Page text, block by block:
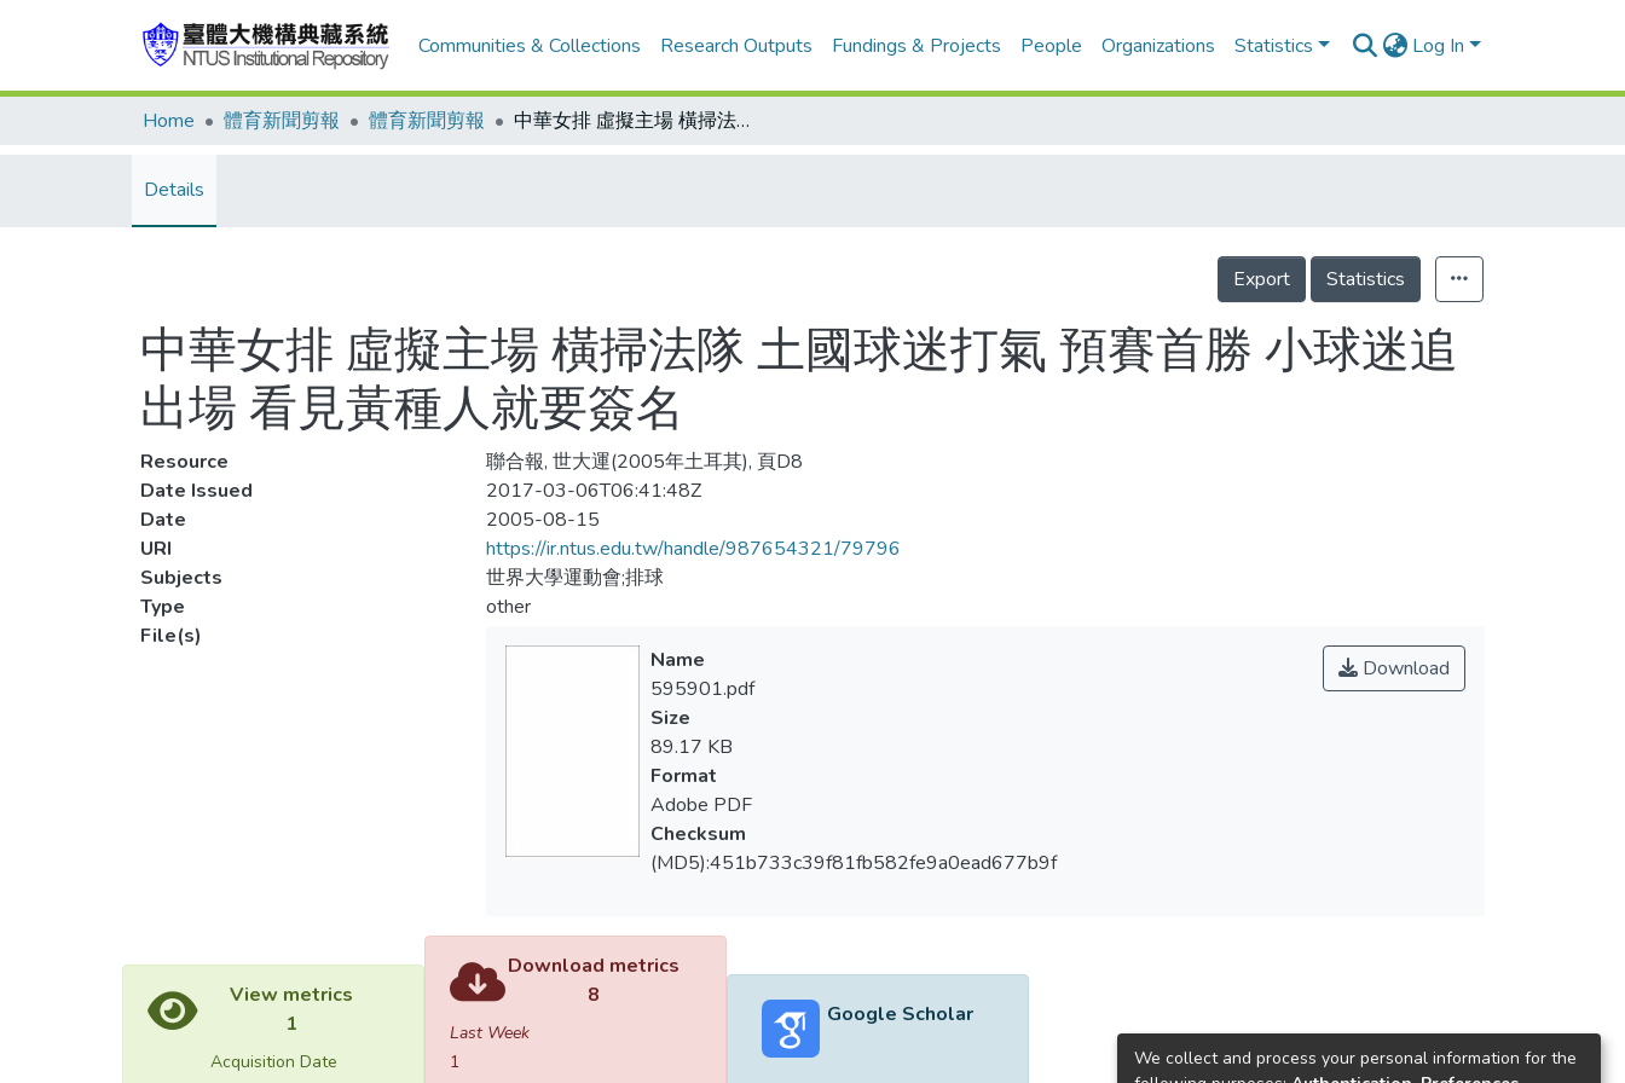
Communities & Collections Research Outputs Fundings & Projects People Organizations Statistics Log In
Home 體育新聞剪報 體育新聞剪報 中華女排 虛擬主場 橫掃法隊 土國球迷打氣 預賽首勝 小球迷追出場 看見黃種人就要簽名
Details
Export Statistics
中華女排 虛擬主場 橫掃法隊 土國球迷打氣 預賽首勝 小球迷追
出場 看見黃種人就要簽名
Resource
聯合報, 世大運(2005年土耳其), 頁D8
Date Issued
2017-03-06T06:41:48Z
Date
2005-08-15
URI
https://ir.ntus.edu.tw/handle/987654321/79796
Subjects
世界大學運動會;排球
Type
other
File(s)
Download
Name
595901.pdf
Size
89.17 KB
Format
Adobe PDF
Checksum
(MD5):451b733c39f81fb582fe9a0ead677b9f
View metrics
1
Acquisition Date
Download metrics
8
Last Week
1
Google Scholar
We collect and process your personal information for the